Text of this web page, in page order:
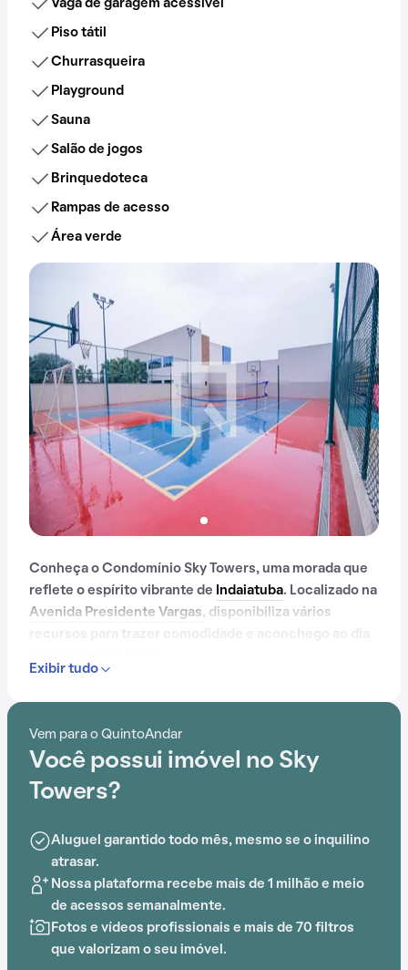
Vaga de garagem acessível
Piso tátil
Churrasqueira
Playground
Sauna
Salão de jogos
Brinquedoteca
Rampas de acesso
Área verde
Conheça o Condomínio Sky Towers, uma morada que
reflete o espírito vibrante de
Indaiatuba. Localizado na
Avenida Presidente Vargas, disponibiliza vários
Contando com portaria 24 horas, elevador, academia,
churrasqueira, playground, sauna, salão de jogos e
brinquedoteca, o Condomínio Sky Towers é preparado
para atender às necessidades dos moradores que
A proximidade com Wizard acrescenta praticidade e
comodidade na rotina dos que residem no local.
Exibir tudo
Vem para o QuintoAndar
Você possui imóvel no Sky
Towers?
Aluguel garantido todo mês, mesmo se o inquilino
atrasar.
Nossa plataforma recebe mais de 1 milhão e meio
de acessos semanalmente.
Fotos e vídeos profissionais e mais de 70 filtros
que valorizam o seu imóvel.